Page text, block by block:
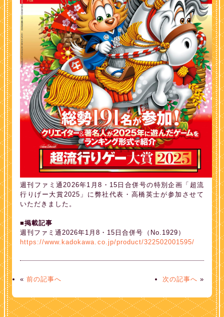
週刊ファミ通2026年1月8・15日合併号の特別企画「超流
行りげー大賞2025」に弊社代表・高橋英士が参加させて
いただきました。
■掲載記事
週刊ファミ通2026年1月8・15日合併号（No.1929）
https://www.kadokawa.co.jp/product/322502001595/
«前の記事へ 次の記事へ »